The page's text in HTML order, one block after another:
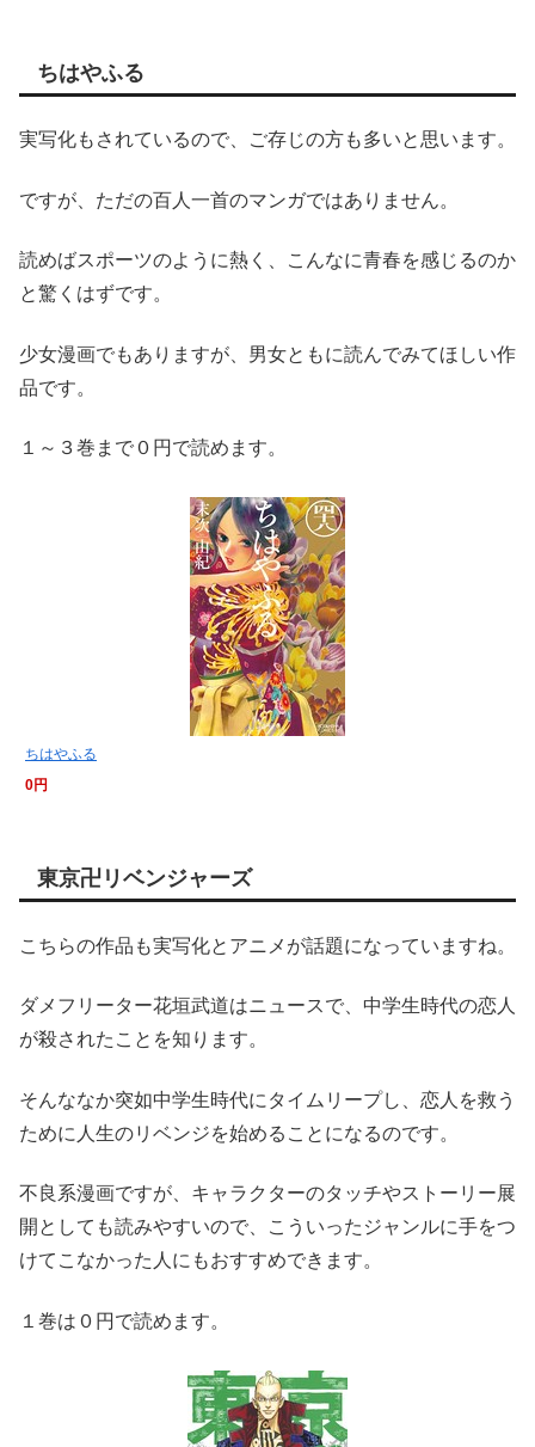
ちはやふる
実写化もされているので、ご存じの方も多いと思います。
ですが、ただの百人一首のマンガではありません。
読めばスポーツのように熱く、こんなに青春を感じるのか
と驚くはずです。
少女漫画でもありますが、男女ともに読んでみてほしい作
品です。
１～３巻まで０円で読めます。
ちはやふる
0円
東京卍リベンジャーズ
こちらの作品も実写化とアニメが話題になっていますね。
ダメフリーター花垣武道はニュースで、中学生時代の恋人
が殺されたことを知ります。
そんななか突如中学生時代にタイムリープし、恋人を救う
ために人生のリベンジを始めることになるのです。
不良系漫画ですが、キャラクターのタッチやストーリー展
開としても読みやすいので、こういったジャンルに手をつ
けてこなかった人にもおすすめできます。
１巻は０円で読めます。